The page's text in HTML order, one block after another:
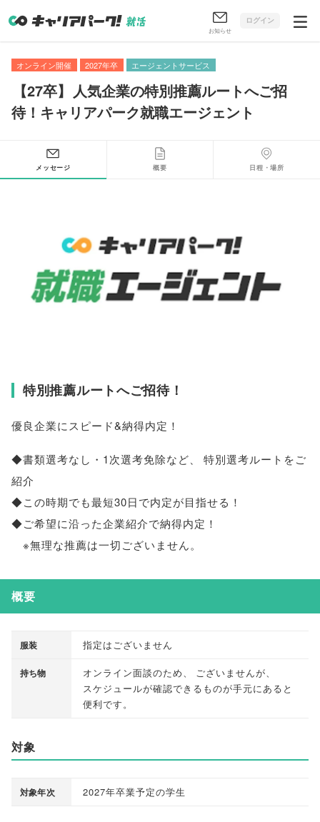
お知らせ
ログイン
オンライン開催 2027年卒 エージェントサービス
【27卒】 人気企業の特別推薦ルートへご招
待！キャリアパーク就職エージェント
メッセージ 概要 日程・場所
特別推薦ルートへご招待！
優良企業にスピード&納得内定！
◆書類選考なし・1次選考免除など、
特別選考ルートをご
紹介
◆この時期でも最短30日で内定が目指せる！
◆ご希望に沿った企業紹介で納得内定！
※無理な推薦は一切ございません。
概要
服装 指定はございません
持ち物 オンライン面談のため、 ございませんが、
スケジュールが確認できるものが手元にあると
便利です。
対象
対象年次 2027年卒業予定の学生